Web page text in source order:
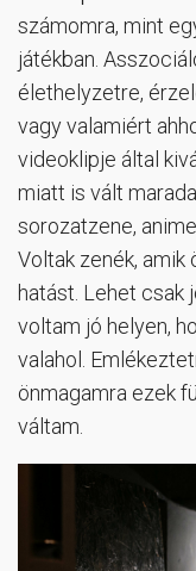
számomra, mint
játékban.
élethelyzetre,
vagy valamiért
videoklipje által
miatt is vált
sorozatzene,
Voltak zenék, amik
hatást. Lehet csak
voltam jó helyen,
valahol.
önmagamra ezek
váltam.